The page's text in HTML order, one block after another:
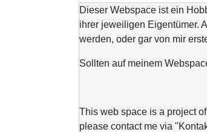
Dieser Webspace ist ein
ihrer jeweiligen Eigentümer.
werden, oder gar von mir
Sollten auf meinem
This web space is a project
please contact me via